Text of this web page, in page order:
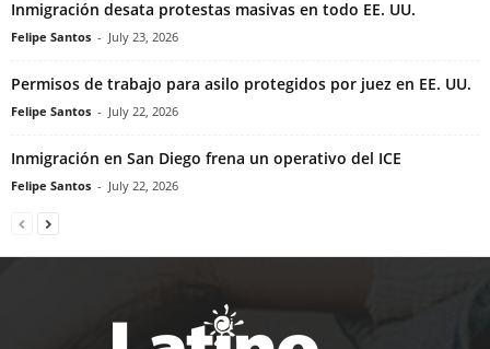
Inmigración desata protestas masivas en todo EE. UU.
Felipe Santos - July 23, 2026
Permisos de trabajo para asilo protegidos por juez en EE. UU.
Felipe Santos - July 22, 2026
Inmigración en San Diego frena un operativo del ICE
Felipe Santos - July 22, 2026